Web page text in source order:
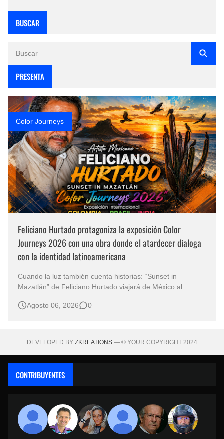
BUSCAR
PRESENTA
Color Journeys
Feliciano Hurtado protagoniza la exposición Color
Journeys 2026 con una obra donde el atardecer dialoga
con la identidad latinoamericana
Cuando la luz también cuenta historias: “Sunset in
Mazatlán” de Feliciano Hurtado viajará de México al
también contienen una manera de comprender el mundo.
Agosto 06, 2026 0
DEVELOPED BY ZKREATIONS— © YOUR COPYRIGHT 2024
CONTRIBUYENTES